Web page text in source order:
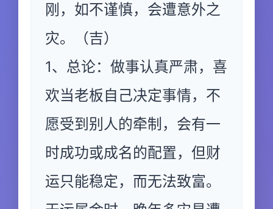
刚，如不谨慎，会遭意外之
灾。（吉）
1、总论：做事认真严肃，喜
欢当老板自己决定事情，不
愿受到别人的牵制，会有一
时成功或成名的配置，但财
运只能稳定，而无法致富。